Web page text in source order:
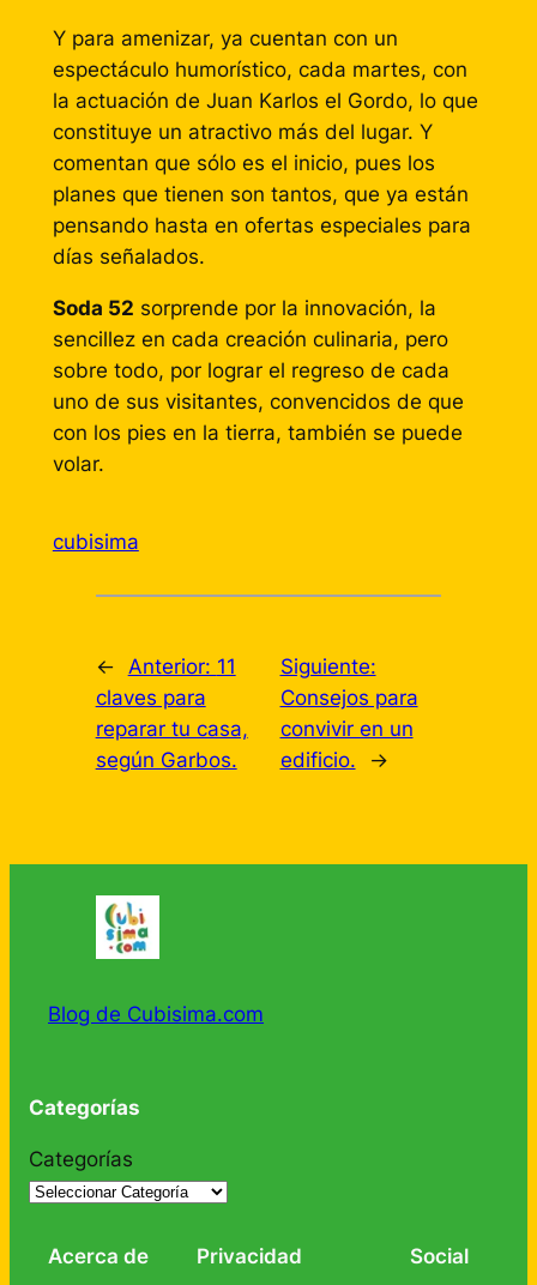
Y para amenizar, ya cuentan con un
espectáculo humorístico, cada martes, con
la actuación de Juan Karlos el Gordo, lo que
constituye un atractivo más del lugar. Y
comentan que sólo es el inicio, pues los
planes que tienen son tantos, que ya están
pensando hasta en ofertas especiales para
días señalados.
Soda 52 sorprende por la innovación, la
sencillez en cada creación culinaria, pero
sobre todo, por lograr el regreso de cada
uno de sus visitantes, convencidos de que
con los pies en la tierra, también se puede
volar.
cubisima
← Anterior: 11
claves para
reparar tu casa,
según Garbos.
Siguiente:
Consejos para
convivir en un
edificio.
→
Blog de Cubisima.com
Categorías
Categorías
Acerca de Privacidad Social